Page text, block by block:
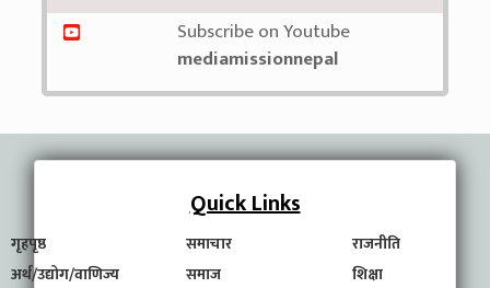
Subscribe on Youtube
mediamissionnepal
Quick Links
गृहपृष्ठ समाचार
राजनीति
अर्थ/उद्योग/वाणिज्य
समाज
शिक्षा